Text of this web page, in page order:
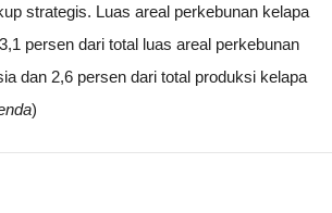
strategis. Luas areal perkebunan kelapa
persen dari total luas areal perkebunan
dan 2,6 persen dari total produksi kelapa
)